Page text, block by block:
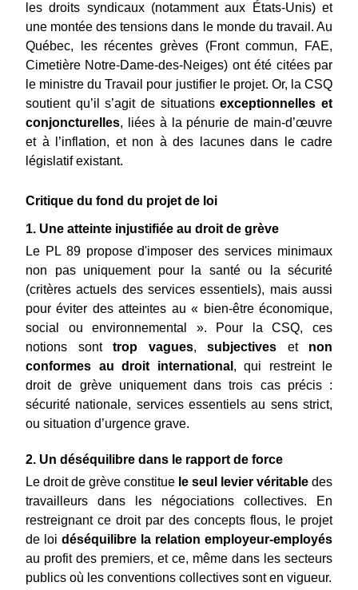
les droits syndicaux (notamment aux États-Unis) et
une montée des tensions dans le monde du travail. Au
Québec, les récentes grèves (Front commun, FAE,
Cimetière Notre-Dame-des-Neiges) ont été citées par
le ministre du Travail pour justifier le projet. Or, la CSQ
soutient qu’il s’agit de situations exceptionnelles et
conjoncturelles, liées à la pénurie de main-d’œuvre
et à l’inflation, et non à des lacunes dans le cadre
législatif existant.
Critique du fond du projet de loi
1. Une atteinte injustifiée au droit de grève
Le PL 89 propose d'imposer des services minimaux
non pas uniquement pour la santé ou la sécurité
(critères actuels des services essentiels), mais aussi
pour éviter des atteintes au « bien-être économique,
social ou environnemental ». Pour la CSQ, ces
notions sont trop vagues, subjectives et non
conformes au droit international , qui restreint le
droit de grève uniquement dans trois cas précis :
sécurité nationale, services essentiels au sens strict,
ou situation d’urgence grave.
2. Un déséquilibre dans le rapport de force
Le droit de grève constitue le seul levier véritable des
travailleurs dans les négociations collectives. En
restreignant ce droit par des concepts flous, le projet
de loi déséquilibre la relation employeur-employés
au profit des premiers, et ce, même dans les secteurs
publics où les conventions collectives sont en vigueur.